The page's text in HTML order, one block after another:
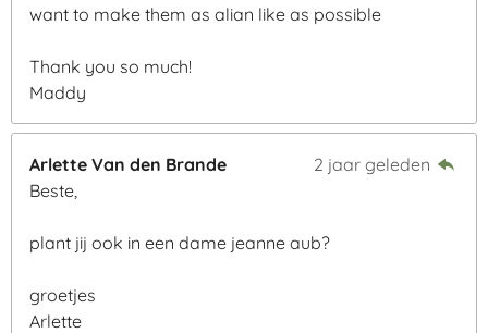
want to make them as alian like as possible
Thank you so much!
Maddy
Arlette Van den Brande
2 jaar geleden
Beste,
plant jij ook in een dame jeanne aub?
groetjes
Arlette